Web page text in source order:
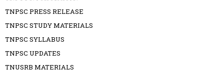
TNPSC PRESS RELEASE
TNPSC STUDY MATERIALS
TNPSC SYLLABUS
TNPSC UPDATES
TNUSRB MATERIALS